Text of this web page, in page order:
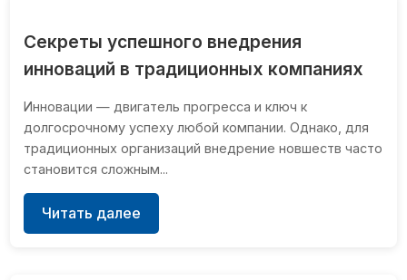
Секреты успешного внедрения
инноваций в традиционных компаниях
Инновации — двигатель прогресса и ключ к
долгосрочному успеху любой компании. Однако, для
традиционных организаций внедрение новшеств часто
становится сложным...
Читать далее